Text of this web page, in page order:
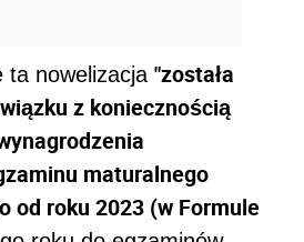
ta nowelizacja "została
z koniecznością
maturalnego
od roku 2023 (w Formule